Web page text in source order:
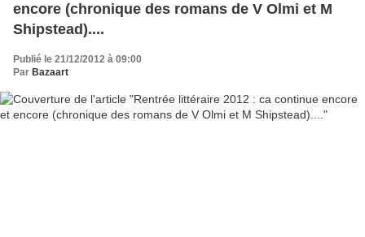
encore (chronique des romans de V Olmi et M
Shipstead)....
Publié le 21/12/2012 à 09:00
Par Bazaart